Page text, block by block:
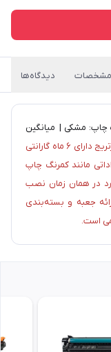
مشخصات دیدگاه‌ها
رنگ چاپ: مشکی | میانگین
شرایط گارانتی: 1- کارتریج دارای ۶ ماه گارانتی
وجود ایراداتی مانند کمرنگ چاپ
در همان زمان نصب
3- نگهداری و ارائه جعبه و بسته‌بندی
است.